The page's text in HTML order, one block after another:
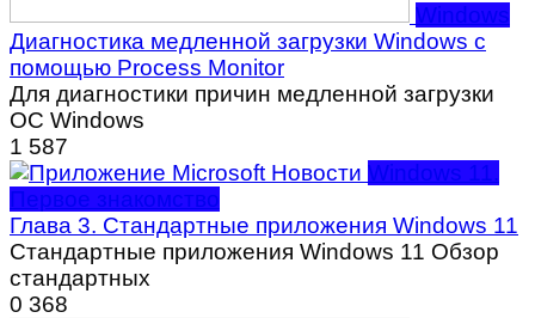
Windows
Диагностика медленной загрузки Windows с
помощью Process Monitor
Для диагностики причин медленной загрузки
ОС Windows
1 587
Windows 11.
Первое знакомство
Глава 3. Стандартные приложения Windows 11
Стандартные приложения Windows 11 Обзор
стандартных
0 368